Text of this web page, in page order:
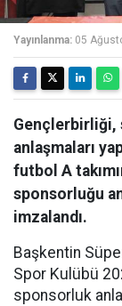
Yayınlanma: 05
Gençlerbirliği,
anlaşmaları
futbol A
sponsorluğu
imzalandı.
Başkentin
Spor Kulübü
sponsorluk